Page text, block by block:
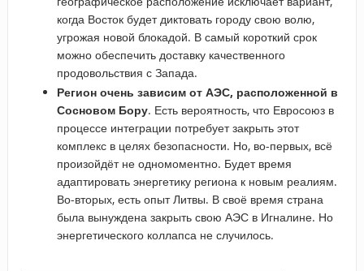
когда Восток будет диктовать городу свою волю,
угрожая новой блокадой. В самый короткий срок
можно обеспечить доставку качественного
продовольствия с Запада.
Регион очень зависим от АЭС, расположенной в
Сосновом Бору. Есть вероятность, что Евросоюз в
процессе интеграции потребует закрыть этот
комплекс в целях безопасности. Но, во-первых, всё
произойдёт не одномоментно. Будет время
адаптировать энергетику региона к новым реалиям.
Во-вторых, есть опыт Литвы. В своё время страна
была вынуждена закрыть свою АЭС в Игналине. Но
энергетического коллапса не случилось.